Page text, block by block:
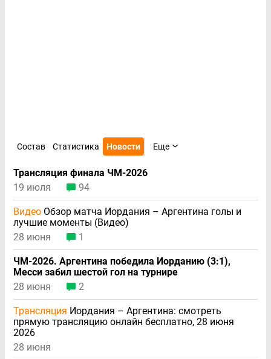
Состав Статистика Новости Еще
Трансляция финала ЧМ-2026
19 июля
94
Видео Обзор матча Иордания – Аргентина голы и
лучшие моменты (Видео)
28 июня
1
ЧМ-2026. Аргентина победила Иорданию (3:1),
Месси забил шестой гол на турнире
28 июня
2
Трансляция Иордания – Аргентина: смотреть
прямую трансляцию онлайн бесплатно, 28 июня
2026
28 июня